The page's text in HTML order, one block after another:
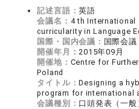
記述言語：英語
会議名： 4 th International
curricularity in Language
国際・国内会議： 国際会議
開催年月：2015年09月
開催地： Centre for
Poland
タイトル：Designing a
program for international
会議種別： 口頭発表（一般